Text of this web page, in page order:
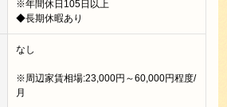
※年間休日105日以上
◆長期休暇あり
なし
※周辺家賃相場:23,000円～60,000円程度/
月